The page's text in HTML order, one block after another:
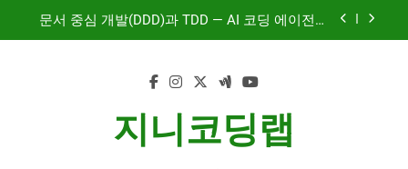
문서 중심 개발(DDD)과 TDD — AI 코딩 에이전트
보여주는 시대
혼자서도 10명 팀처럼 개발하기: Claude Code 서
지니코딩랩